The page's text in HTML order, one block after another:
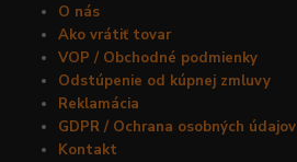
O nás
Ako vrátiť tovar
VOP / Obchodné podmienky
Odstúpenie od kúpnej zmluvy
Reklamácia
GDPR / Ochrana osobných údajov
Kontakt